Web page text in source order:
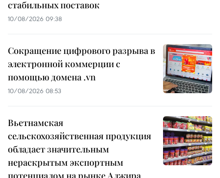
стабильных поставок
10/08/2026 09:38
Сокращение цифрового разрыва в
электронной коммерции с
помощью домена .vn
10/08/2026 08:53
Вьетнамская
сельскохозяйственная продукция
обладает значительным
нераскрытым экспортным